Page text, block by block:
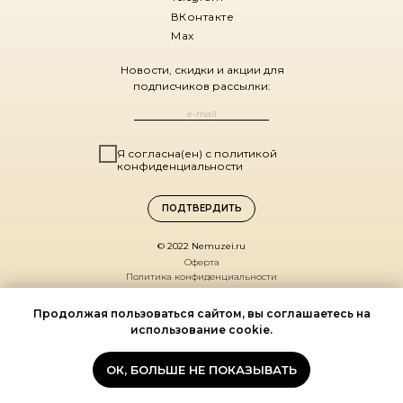
Я согласна(ен) с политикой
конфиденциальности
ПОДТВЕРДИТЬ
Новости, скидки и акции для
подписчиков рассылки:
ВКонтакте
Max
Оферта
Политика конфиденциальности
© 2022 Nemuzei.ru
Мы на карте
ул. Комиссара Смирнова, д. 15
(ДК Выборгский, 1 этаж)
Продолжая пользоваться сайтом, вы соглашаетесь на
использование cookie.
ОК, БОЛЬШЕ НЕ ПОКАЗЫВАТЬ